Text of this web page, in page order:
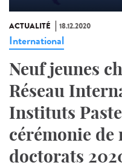
ACTUALITÉ 18.12.2020
International
Neuf jeunes
Réseau
Instituts
cérémonie de
doctorats